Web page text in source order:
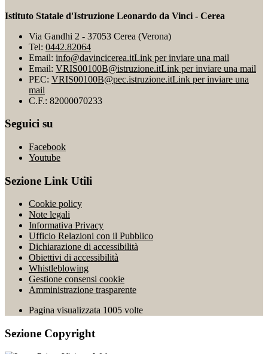
Istituto Statale d'Istruzione Leonardo da Vinci - Cerea
Via Gandhi 2 - 37053 Cerea (Verona)
Tel: 0442.82064
Email: info@davincicerea.itLink per inviare una mail
Email: VRIS00100B@istruzione.itLink per inviare una mail
PEC: VRIS00100B@pec.istruzione.itLink per inviare una
mail
C.F.: 82000070233
Seguici su
Facebook
Youtube
Sezione Link Utili
Cookie policy
Note legali
Informativa Privacy
Ufficio Relazioni con il Pubblico
Dichiarazione di accessibilità
Obiettivi di accessibilità
Whistleblowing
Gestione consensi cookie
Amministrazione trasparente
Pagina visualizzata 1005 volte
Sezione Copyright